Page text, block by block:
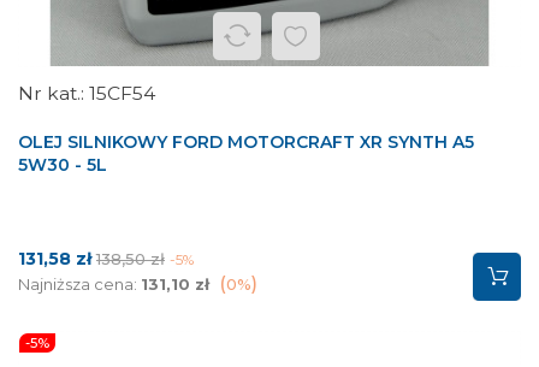
15CF54
OLEJ SILNIKOWY FORD MOTORCRAFT XR SYNTH A5
5W30 - 5L
Cena
131,58 złCena
podstawowa
138,50 zł -5%
Najniższa cena: 131,10 zł 0%
-5%